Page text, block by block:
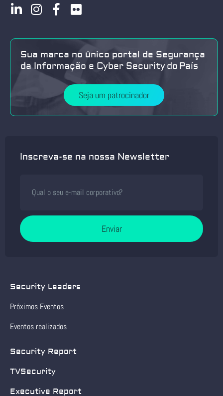
Sua marca no único portal de Segurança
da Informação e Cyber Security do País
Seja um patrocinador
Inscreva-se na nossa Newsletter
Enviar
Security Leaders
Próximos Eventos
Eventos realizados
Security Report
TVSecurity
Executive Report